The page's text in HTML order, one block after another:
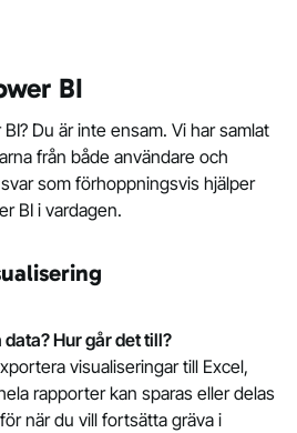
BI
Du är inte ensam. Vi har samlat
från både användare och
som förhoppningsvis hjälper
BI i vardagen.
Hur går det till?
visualiseringar till Excel,
rapporter kan sparas eller delas
när du vill fortsätta gräva i